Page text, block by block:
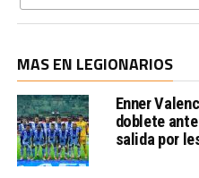
MAS EN LEGIONARIOS
Enner
doblete
salida por